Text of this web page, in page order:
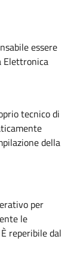
essere
Elettronica
tecnico di
della
per
le
reperibile dal